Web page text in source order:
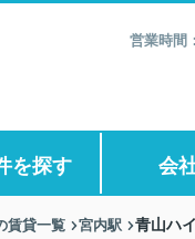
営業時間
を探す 会
賃貸一覧 宮内駅 青山ハ